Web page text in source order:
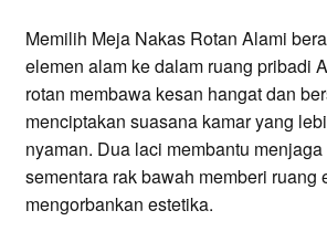
Memilih Meja Nakas Rotan Alami
elemen alam ke dalam ruang pribadi
rotan membawa kesan hangat dan
menciptakan suasana kamar yang
nyaman. Dua laci membantu
sementara rak bawah memberi ruang
mengorbankan estetika.